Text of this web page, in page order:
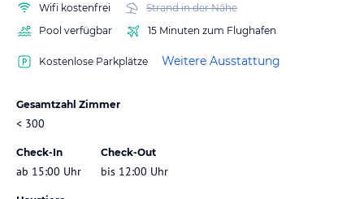
Wifi kostenfrei
Strand in der Nähe
Pool verfügbar
15 Minuten zum Flughafen
Kostenlose Parkplätze Weitere Ausstattung
Gesamtzahl Zimmer
< 300
Check-In
ab 15:00 Uhr
Check-Out
bis 12:00 Uhr